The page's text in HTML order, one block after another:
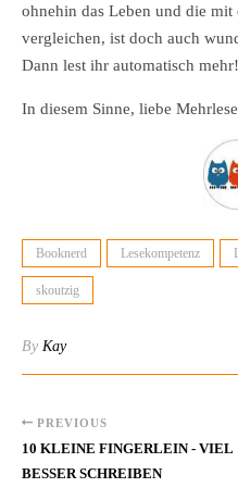
ohnehin das Leben und die
vergleichen, ist doch auch
Dann lest ihr automatisch mehr!
In diesem Sinne, liebe
Booknerd Lesekompetenz
skoutzig
By Kay
PREVIOUS
10 KLEINE FINGERLEIN - VIEL
BESSER SCHREIBEN